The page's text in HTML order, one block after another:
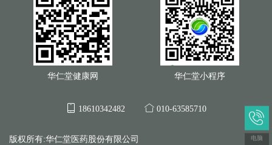
电脑
华仁堂健康网 华仁堂小程序
18610342482 010-63585710
版权所有:华仁堂医药股份有限公司